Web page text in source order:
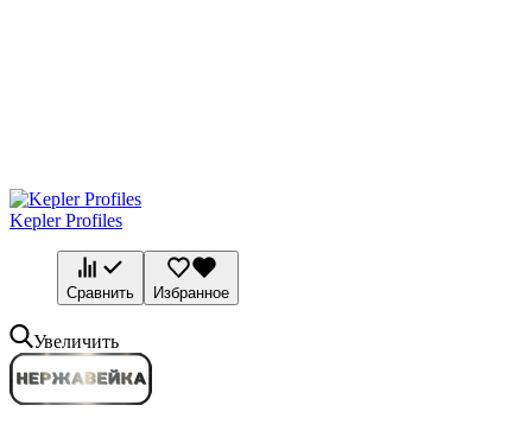
Kepler Profiles
Сравнить Избранное
Увеличить